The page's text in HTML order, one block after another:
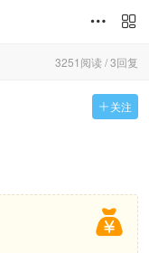


3251阅读 / 3回复
 关注
